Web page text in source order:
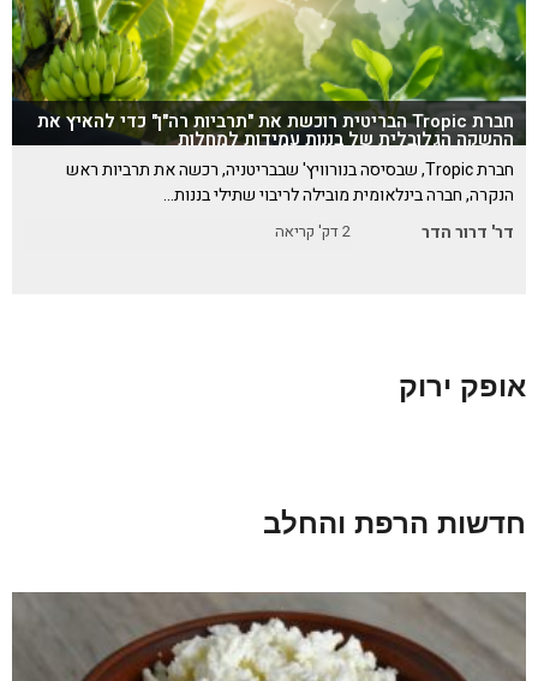
חברת Tropic הבריטית רוכשת את "תרביות רה"ן" כדי להאיץ את
ההשקה הגלובלית של בננות עמידות למחלות
חברת Tropic, שבסיסה בנורוויץ' שבבריטניה, רכשה את תרביות ראש
הנקרה, חברה בינלאומית מובילה לריבוי שתילי בננות…
דר' דרור הדר
2דק' קריאה
אופק ירוק
חדשות הרפת והחלב